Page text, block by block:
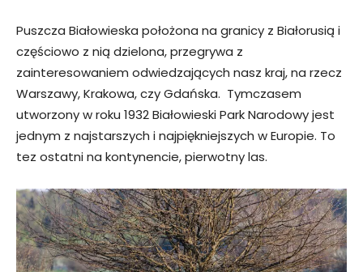
Puszcza Białowieska położona na granicy z Białorusią i
częściowo z nią dzielona, przegrywa z
zainteresowaniem odwiedzających nasz kraj, na rzecz
Warszawy, Krakowa, czy Gdańska. Tymczasem
utworzony w roku 1932 Białowieski Park Narodowy jest
jednym z najstarszych i najpiękniejszych w Europie. To
tez ostatni na kontynencie, pierwotny las.